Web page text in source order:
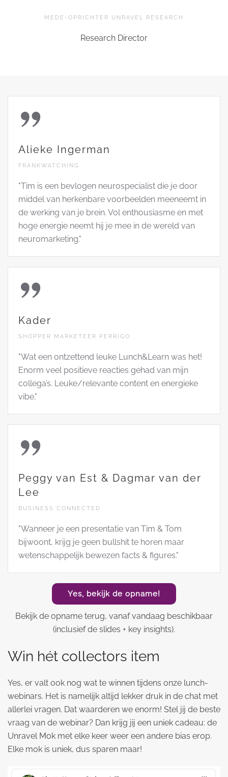
MEDE-OPRICHTER UNRAVEL RESEARCH
Research Director
Alieke Ingerman
FRANKWATCHING
"Tim is een bevlogen neurospecialist die je door
middel van herkenbare voorbeelden meeneemt in
de werking van je brein. Vol enthousiasme en met
hoge energie neemt hij je mee in de wereld van
neuromarketing."
Kader
SHOPPER MARKETEER PERRIGO
"Wat een ontzettend leuke Lunch&Learn was het!
Enorm veel positieve reacties gehad van mijn
collega’s. Leuke/relevante content en energieke
vibe."
Peggy van Est & Dagmar van der
Lee
BUSINESS CONNECTED
"Wanneer je een presentatie van Tim & Tom
bijwoont, krijg je geen bullshit te horen maar
wetenschappelijk bewezen facts & figures."
Yes, bekijk de opname!
Bekijk de opname terug, vanaf vandaag beschikbaar
(inclusief de slides + key insights).
Win hét collectors item
Yes, er valt ook nog wat te winnen tijdens onze lunch-
webinars. Het is namelijk altijd lekker druk in de chat met
allerlei vragen. Dat waarderen we enorm! Stel jij de beste
vraag van de webinar? Dan krijg jij een uniek cadeau: de
Unravel Mok met elke keer weer een andere bias erop.
Elke mok is uniek, dus sparen maar!